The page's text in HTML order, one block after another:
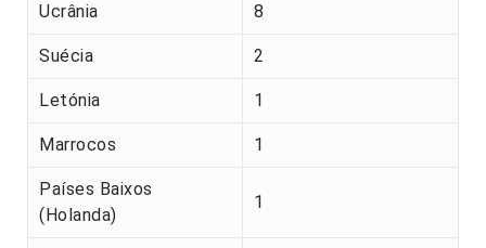
Ucrânia 8
Suécia 2
Letónia 1
Marrocos 1
Países Baixos
(Holanda)
1